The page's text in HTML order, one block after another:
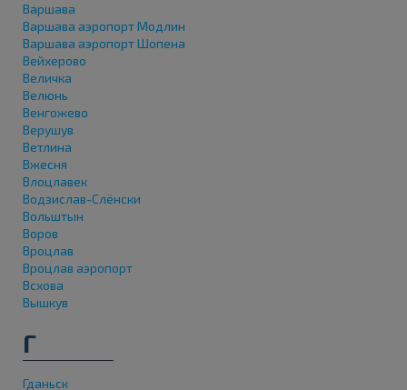
Варшава
Варшава аэропорт Модлин
Варшава аэропорт Шопена
Вейхерово
Величка
Велюнь
Венгожево
Верушув
Ветлина
Вжесня
Влоцлавек
Водзислав-Слёнски
Вольштын
Воров
Вроцлав
Вроцлав аэропорт
Всхова
Вышкув
Г
Гданьск